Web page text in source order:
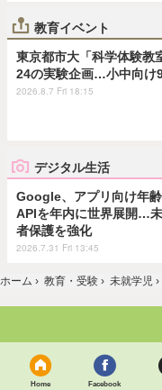
教育イベント
東京都市大「科学体験教
24の実験企画…小中向け
2026.8.7 Fri 18:15
デジタル生活
Google、アプリ向け年
APIを年内に世界展開…
者保護を強化
2026.7.31 Fri 13:45
ホーム › 教育・受験 › 未就学児 ›
Home Facebook